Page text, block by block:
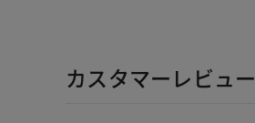
カスタマーレビュー